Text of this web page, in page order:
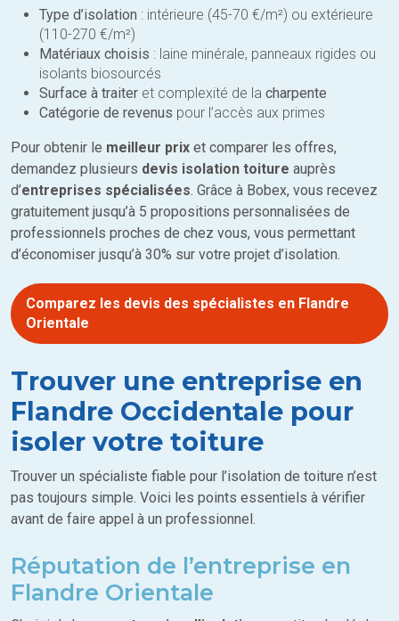
Type d’isolation : intérieure (45-70 €/m²) ou extérieure
(110-270 €/m²)
Matériaux choisis : laine minérale, panneaux rigides ou
isolants biosourcés
Surface à traiter et complexité de la charpente
Catégorie de revenus pour l’accès aux primes
Pour obtenir le meilleur prix et comparer les offres,
demandez plusieurs devis isolation toiture auprès
d’entreprises spécialisées. Grâce à Bobex, vous recevez
gratuitement jusqu’à 5 propositions personnalisées de
professionnels proches de chez vous, vous permettant
d’économiser jusqu’à 30% sur votre projet d’isolation.
Comparez les devis des spécialistes en Flandre
Orientale
Trouver une entreprise en
Flandre Occidentale pour
isoler votre toiture
Trouver un spécialiste fiable pour l’isolation de toiture n’est
pas toujours simple. Voici les points essentiels à vérifier
avant de faire appel à un professionnel.
Réputation de l’entreprise en
Flandre Orientale